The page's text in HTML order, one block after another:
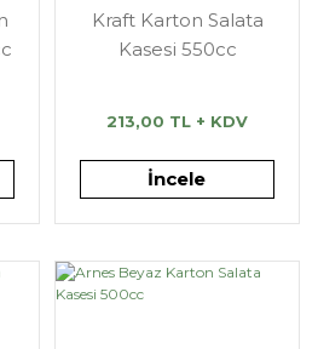
Kraft Karton Salata
Kasesi 550cc
213,00 TL + KDV
İncele